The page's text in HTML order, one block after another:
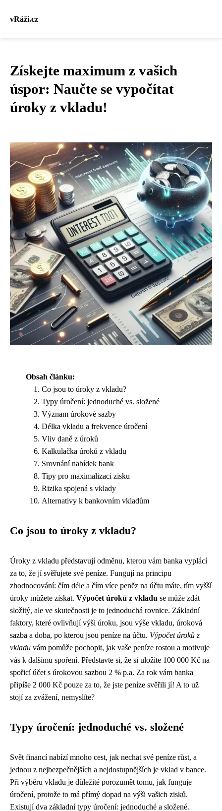
vRáži.cz
Získejte maximum z vašich
úspor: Naučte se vypočítat
úroky z vkladu!
Obsah článku:
Co jsou to úroky z vkladu?
Typy úročení: jednoduché vs. složené
Význam úrokové sazby
Délka vkladu a frekvence úročení
Vliv daně z úroků
Kalkulačka úroků z vkladu
Srovnání nabídek bank
Tipy pro maximalizaci zisku
Rizika spojená s vklady
Alternativy k bankovním vkladům
Co jsou to úroky z vkladu?
Úroky z vkladu představují odměnu, kterou vám banka vyplácí
za to, že jí svěřujete své peníze. Fungují na principu
zhodnocování: čím déle a čím více peněz na účtu máte, tím vyšší
úroky můžete získat. Výpočet úroků z vkladu se může zdát
složitý, ale ve skutečnosti je to jednoduchá rovnice. Základní
faktory, které ovlivňují výši úroku, jsou výše vkladu, úroková
sazba a doba, po kterou jsou peníze na účtu. Výpočet úroků z
vkladu vám pomůže pochopit, jak vaše peníze rostou a motivuje
vás k dalšímu spoření. Představte si, že si uložíte 100 000 Kč na
spořicí účet s úrokovou sazbou 2 % p.a. Za rok vám banka
připíše 2 000 Kč pouze za to, že jste peníze svěřili jí! A to už
stojí za zvážení, nemyslíte?
Typy úročení: jednoduché vs. složené
Svět financí nabízí mnoho cest, jak nechat své peníze růst, a
jednou z nejbezpečnějších a nejdostupnějších je vklad v bance.
Při výběru vkladu je důležité porozumět tomu, jak funguje
úročení, protože to má přímý dopad na výši vašich zisků.
Existují dva základní typy úročení: jednoduché a složené.